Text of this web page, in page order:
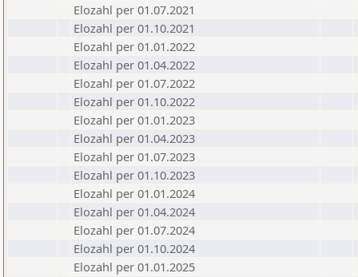
Elozahl per 01.07.2021
Elozahl per 01.10.2021
Elozahl per 01.01.2022
Elozahl per 01.04.2022
Elozahl per 01.07.2022
Elozahl per 01.10.2022
Elozahl per 01.01.2023
Elozahl per 01.04.2023
Elozahl per 01.07.2023
Elozahl per 01.10.2023
Elozahl per 01.01.2024
Elozahl per 01.04.2024
Elozahl per 01.07.2024
Elozahl per 01.10.2024
Elozahl per 01.01.2025